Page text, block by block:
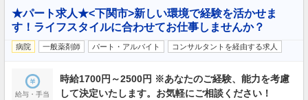
★パート求人★<下関市>新しい環境で経験を活かせま
す！ライフスタイルに合わせてお仕事しませんか？
病院 一般薬剤師 パート・アルバイト コンサルタントを経由する求人
給与・手当
時給1700円～2500円 ※あなたのご経験、能力を考慮
して決定いたします。お気軽にご相談ください！